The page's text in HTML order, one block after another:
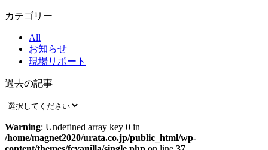
カテゴリー
All
お知らせ
現場リポート
過去の記事
Warning: Undefined array key 0 in
/home/magnet2020/urata.co.jp/public_html/wp-